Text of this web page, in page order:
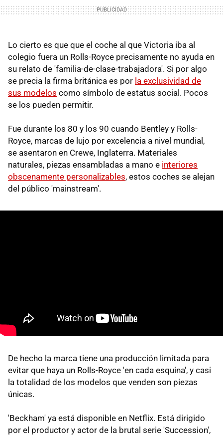
Lo cierto es que que el coche al que Victoria iba al
colegio fuera un Rolls-Royce precisamente no ayuda en
su relato de 'familia-de-clase-trabajadora'. Si por algo
se precia la firma británica es por la exclusividad de
sus modelos como símbolo de estatus social. Pocos
se los pueden permitir.
Fue durante los 80 y los 90 cuando Bentley y Rolls-
Royce, marcas de lujo por excelencia a nivel mundial,
se asentaron en Crewe, Inglaterra. Materiales
naturales, piezas ensambladas a mano e interiores
obscenamente personalizables, estos coches se alejan
del público 'mainstream'.
De hecho la marca tiene una producción limitada para
evitar que haya un Rolls-Royce 'en cada esquina', y casi
la totalidad de los modelos que venden son piezas
únicas.
'Beckham' ya está disponible en Netflix. Está dirigido
por el productor y actor de la brutal serie 'Succession',